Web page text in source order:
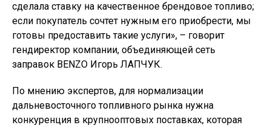
сделала ставку на качественное брендовое топливо;
если покупатель сочтет нужным его приобрести, мы
готовы предоставить такие услуги», – говорит
гендиректор компании, объединяющей сеть
заправок BENZO Игорь ЛАПЧУК.
По мнению экспертов, для нормализации
дальневосточного топливного рынка нужна
конкуренция в крупнооптовых поставках, которая